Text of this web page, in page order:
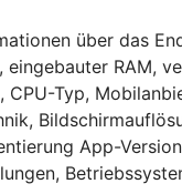
über das
eingebauter RAM,
CPU-Typ,
App-